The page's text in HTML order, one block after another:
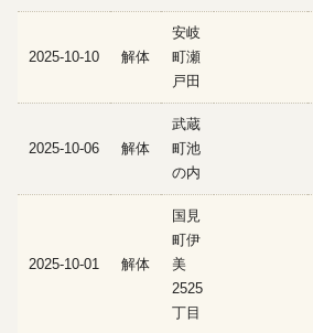
2025-10-10 解体
安岐
町瀬
戸田
2025-10-06 解体
武蔵
町池
の内
2025-10-01 解体
国見
町伊
美
2525
丁目